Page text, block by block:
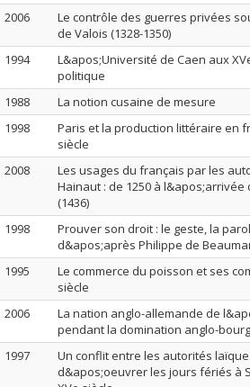
2006
Le contrôle des guerres privées
de Valois (1328-1350)
1994
L&apos;Université de Caen aux
politique
1988
La notion cusaine de mesure
1998
Paris et la production littéraire en
siècle
2008
Les usages du français par les
Hainaut : de 1250 à l&apos;arrivée
(1436)
1998
Prouver son droit : le geste, la
d&apos;après Philippe de
1995
Le commerce du poisson et ses
siècle
2006
La nation anglo-allemande de
pendant la domination anglo-
1997
Un conflit entre les autorités
d&apos;oeuvrer les jours fériés à